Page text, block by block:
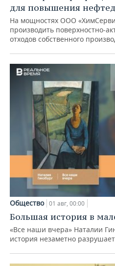
для повышения
На мощностях ООО
производить поверхностно-
отходов собственного
Общество 01 авг, 00:00
Большая история в
«Все наши вчера» Наталии
история незаметно